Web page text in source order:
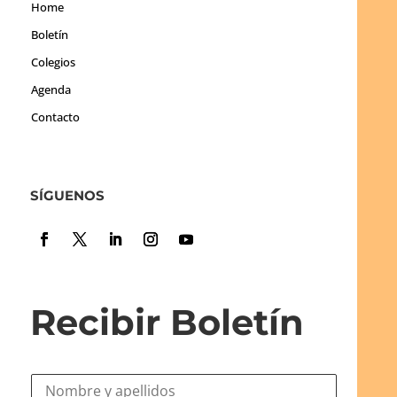
Home
Boletín
Colegios
Agenda
Contacto
SÍGUENOS
Recibir Boletín
N